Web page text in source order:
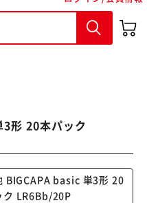
形 20本パック
BIGCAPA basic 単3形 20
ク LR6Bb/20P